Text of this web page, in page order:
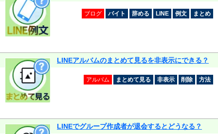
ブログ バイト 辞める LINE 例文 まとめ
LINEアルバムのまとめて見るを非表示にできる？
アルバム まとめて見る 非表示 削除 方法
LINEでグループ作成者が退会するとどうなる？